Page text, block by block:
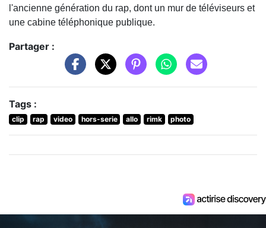
l'ancienne génération du rap, dont un mur de téléviseurs et
une cabine téléphonique publique.
Partager :
Tags :
clip rap video hors-serie allo rimk photo